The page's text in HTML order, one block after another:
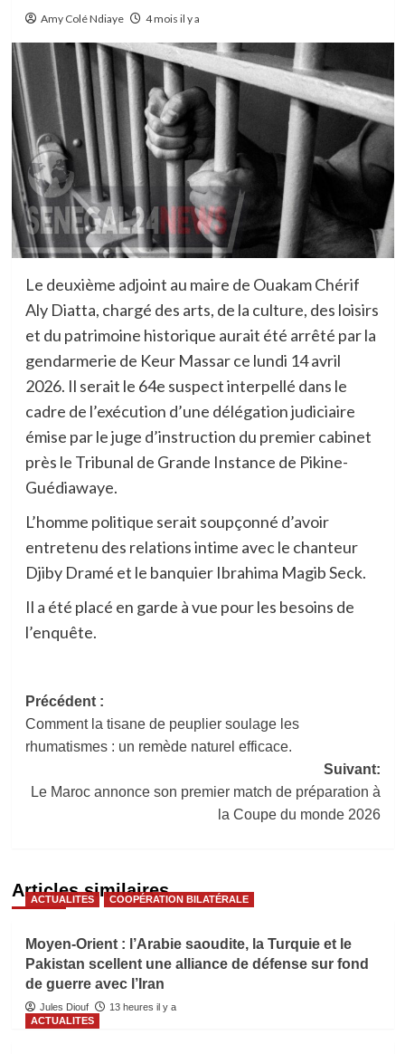
Amy Colé Ndiaye 4 mois il y a
Le deuxième adjoint au maire de Ouakam Chérif
Aly Diatta, chargé des arts, de la culture, des loisirs
et du patrimoine historique aurait été arrêté par la
gendarmerie de Keur Massar ce lundi 14 avril
2026. Il serait le 64e suspect interpellé dans le
cadre de l’exécution d’une délégation judiciaire
émise par le juge d’instruction du premier cabinet
près le Tribunal de Grande Instance de Pikine-
Guédiawaye.
L’homme politique serait soupçonné d’avoir
entretenu des relations intime avec le chanteur
Djiby Dramé et le banquier Ibrahima Magib Seck.
Il a été placé en garde à vue pour les besoins de
l’enquête.
Navigation
d’article
Précédent :
Comment la tisane de peuplier soulage les
rhumatismes : un remède naturel efficace.
Suivant:
Le Maroc annonce son premier match de préparation à
la Coupe du monde 2026
Articles similaires
ACTUALITES COOPÉRATION BILATÉRALE
Moyen-Orient : l’Arabie saoudite, la Turquie et le
Pakistan scellent une alliance de défense sur fond
de guerre avec l’Iran
Jules Diouf
13 heures il y a
ACTUALITES